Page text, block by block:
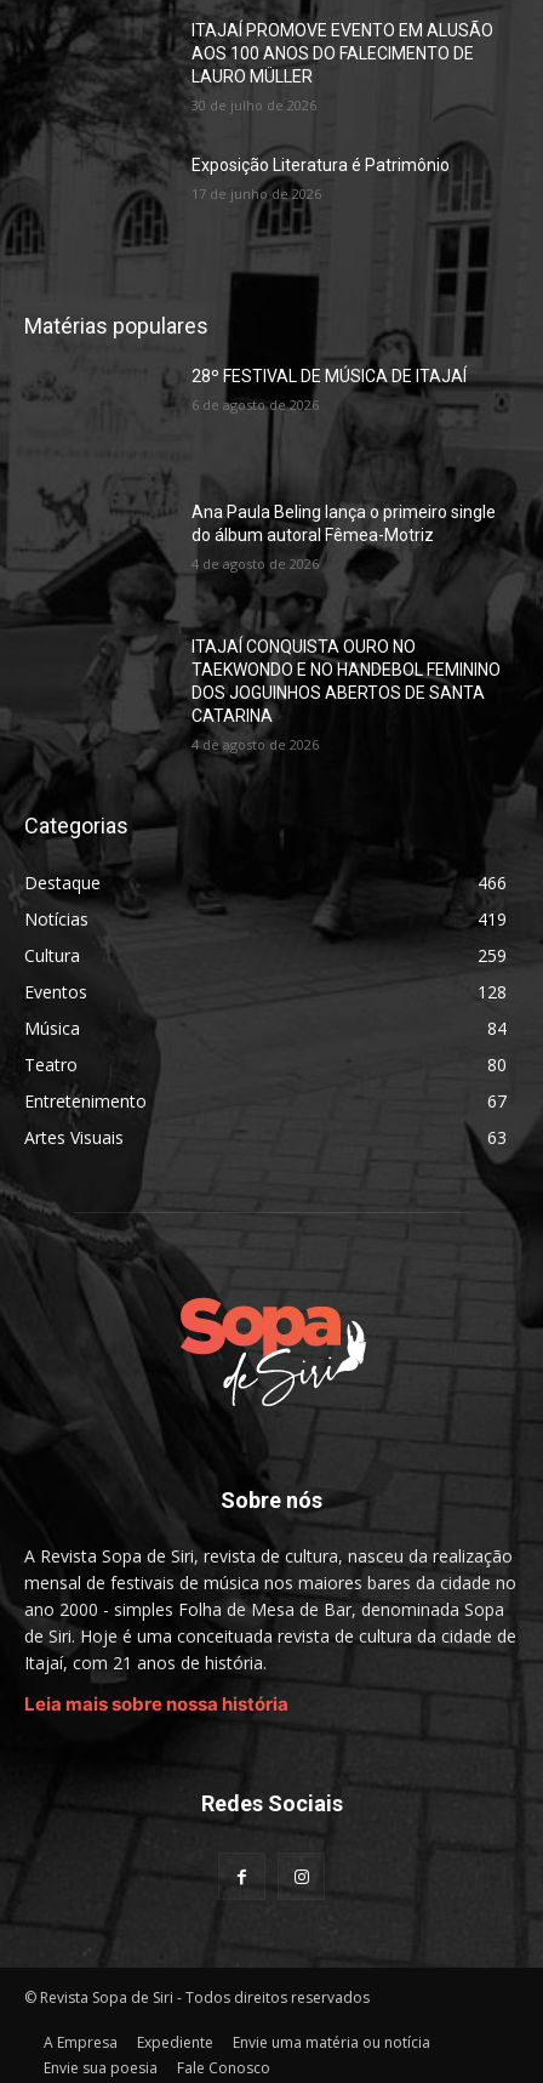
ITAJAÍ PROMOVE EVENTO EM ALUSÃO
AOS 100 ANOS DO FALECIMENTO DE
LAURO MÜLLER
30 de julho de 2026
Exposição Literatura é Patrimônio
17 de junho de 2026
Matérias populares
28º FESTIVAL DE MÚSICA DE ITAJAÍ
6 de agosto de 2026
Ana Paula Beling lança o primeiro single
do álbum autoral Fêmea-Motriz
4 de agosto de 2026
ITAJAÍ CONQUISTA OURO NO
TAEKWONDO E NO HANDEBOL FEMININO
DOS JOGUINHOS ABERTOS DE SANTA
CATARINA
4 de agosto de 2026
Categorias
Destaque
466
Notícias
419
Cultura
259
Eventos
128
Música
84
Teatro
80
Entretenimento
67
Artes Visuais
63
Sobre nós
A Revista Sopa de Siri, revista de cultura, nasceu da realização
mensal de festivais de música nos maiores bares da cidade no
ano 2000 - simples Folha de Mesa de Bar, denominada Sopa
de Siri. Hoje é uma conceituada revista de cultura da cidade de
Itajaí, com 21 anos de história.
Leia mais sobre nossa história
Redes Sociais
© Revista Sopa de Siri - Todos direitos reservados
A Empresa Expediente
Envie uma matéria ou notícia
Envie sua poesia
Fale Conosco